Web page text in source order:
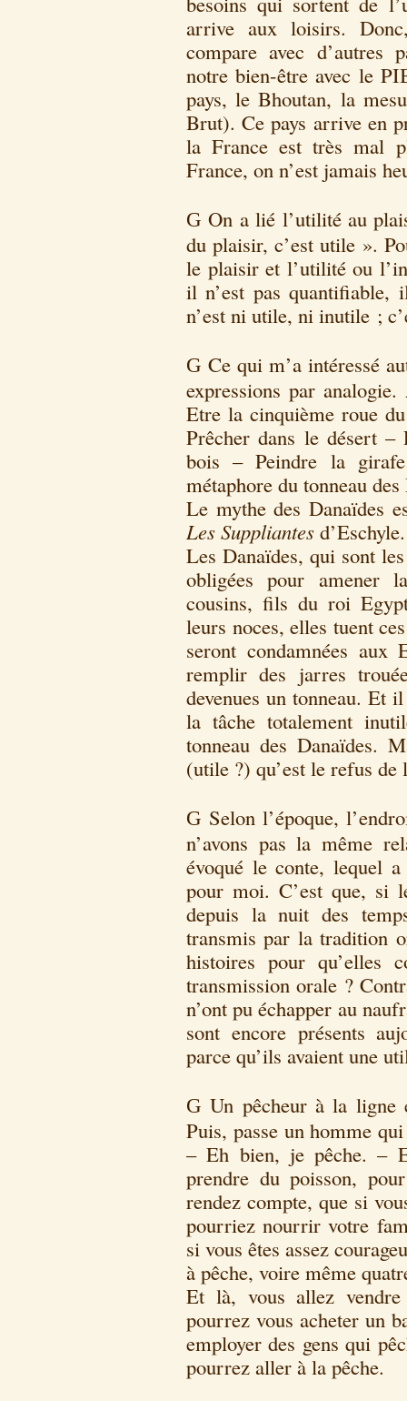
arrive aux loisirs.
compare avec d’autres
notre bien-être avec le
pays, le Bhoutan, la
Brut). Ce pays arrive en
la France est très mal
France, on n’est jamais
GOn a lié l’utilité au
du plaisir, c’est utile ».
le plaisir et l’utilité ou
il n’est pas
n’est ni utile, ni inutile ;
G Ce qui m’a intéressé
expressions par
Etre la cinquième roue
Prêcher dans le désert –
bois – Peindre la
métaphore du tonneau
Le mythe des Danaïdes
Les Suppliantes d’Eschyle.
Les Danaïdes, qui sont
obligées pour amener
cousins, fils du roi
leurs noces, elles tuent
seront condamnées aux
remplir des jarres
devenues un tonneau. Et
la tâche totalement
tonneau des Danaïdes.
(utile ?) qu’est le refus de
G Selon l’époque,
n’avons pas la même
évoqué le conte, lequel
pour moi. C’est que, si
depuis la nuit des
transmis par la tradition
histoires pour qu’elles
transmission orale ?
n’ont pu échapper au
sont encore présents
parce qu’ils avaient une
GUn pêcheur à la ligne
Puis, passe un homme
– Eh bien, je pêche. –
prendre du poisson,
rendez compte, que si
pourriez nourrir votre
si vous êtes assez
à pêche, voire même
Et là, vous allez
pourrez vous acheter un
employer des gens qui
pourrez aller à la pêche.